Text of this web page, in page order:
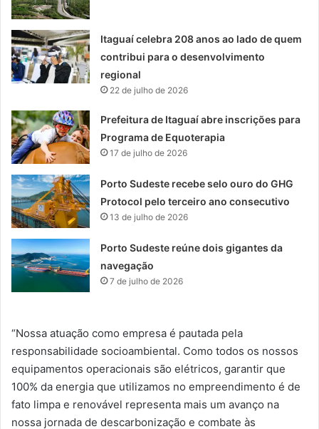
Itaguaí celebra 208 anos ao lado de quem
contribui para o desenvolvimento
regional
22 de julho de 2026
Prefeitura de Itaguaí abre inscrições para
Programa de Equoterapia
17 de julho de 2026
Porto Sudeste recebe selo ouro do GHG
Protocol pelo terceiro ano consecutivo
13 de julho de 2026
Porto Sudeste reúne dois gigantes da
navegação
7 de julho de 2026
“Nossa atuação como empresa é pautada pela
responsabilidade socioambiental. Como todos os nossos
equipamentos operacionais são elétricos, garantir que
100% da energia que utilizamos no empreendimento é de
fato limpa e renovável representa mais um avanço na
nossa jornada de descarbonização e combate às